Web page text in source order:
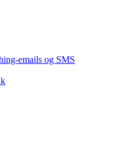
emails og SMS